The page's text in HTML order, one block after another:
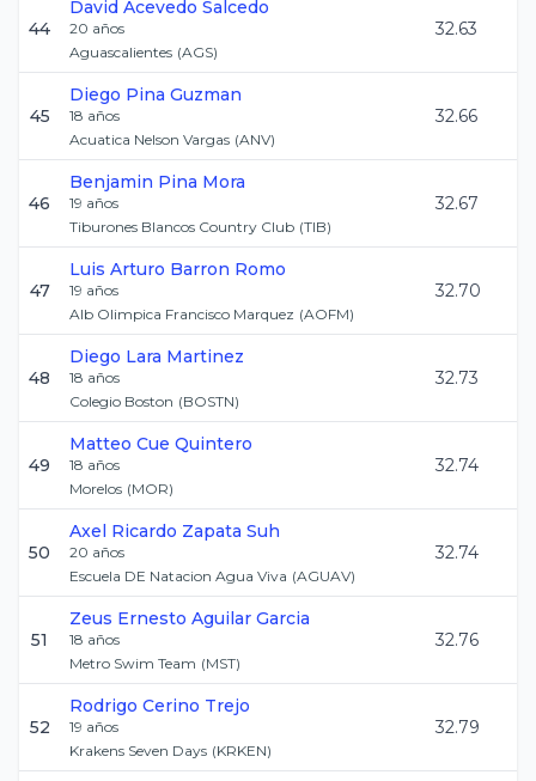
44
David Acevedo Salcedo
20 años
Aguascalientes (AGS)
32.63
45
Diego Pina Guzman
18 años
Acuatica Nelson Vargas (ANV)
32.66
46
Benjamin Pina Mora
19 años
Tiburones Blancos Country Club (TIB)
32.67
47
Luis Arturo Barron Romo
19 años
Alb Olimpica Francisco Marquez (AOFM)
32.70
48
Diego Lara Martinez
18 años
Colegio Boston (BOSTN)
32.73
49
Matteo Cue Quintero
18 años
Morelos (MOR)
32.74
50
Axel Ricardo Zapata Suh
20 años
Escuela DE Natacion Agua Viva (AGUAV)
32.74
51
Zeus Ernesto Aguilar Garcia
18 años
Metro Swim Team (MST)
32.76
52
Rodrigo Cerino Trejo
19 años
Krakens Seven Days (KRKEN)
32.79